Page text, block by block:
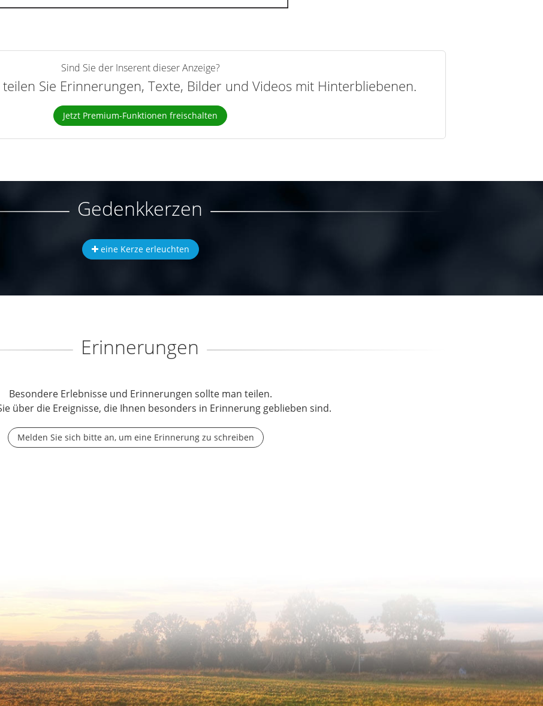
Sind Sie der Inserent dieser Anzeige?
Sie Erinnerungen, Texte, Bilder und Videos mit Hinterbliebenen.
Jetzt Premium-Funktionen freischalten
Gedenkkerzen
eine Kerze erleuchten
Erinnerungen
Besondere Erlebnisse und Erinnerungen sollte man teilen.
über die Ereignisse, die Ihnen besonders in Erinnerung geblieben sind.
Melden Sie sich bitte an, um eine Erinnerung zu schreiben